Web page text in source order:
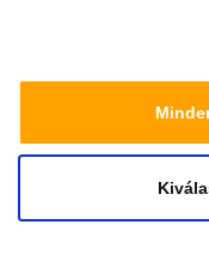
média-, hirdető- és
amelyeket Ön adott
használt más